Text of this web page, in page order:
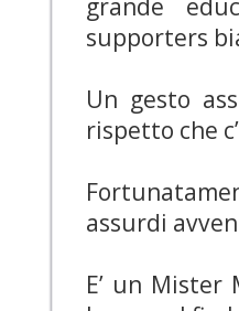
grande
supporters
Un gesto
rispetto che
assurdi
E’ un